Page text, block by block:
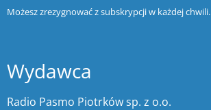
Możesz zrezygnować z subskrypcji w każdej chwili.
Wydawca
Radio Pasmo Piotrków sp. z o.o.